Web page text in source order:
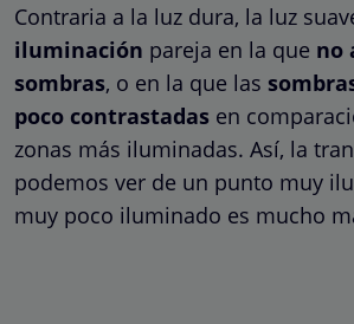
Contraria a la luz dura, la luz
iluminación pareja en la que no
sombras, o en la que las
poco contrastadas en
zonas más iluminadas. Así, la
podemos ver de un punto muy
muy poco iluminado es mucho